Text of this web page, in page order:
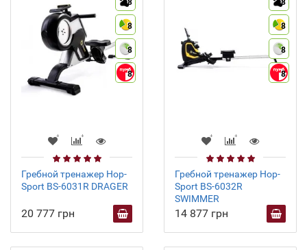
8
8
8
8
Гребной тренажер Hop-
Sport BS-6031R DRAGER
20 777 грн
8
8
8
8
Гребной тренажер Hop-
Sport BS-6032R
SWIMMER
14 877 грн